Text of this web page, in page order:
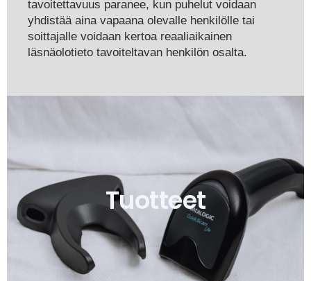
tavoitettavuus paranee, kun puhelut voidaan
yhdistää aina vapaana olevalle henkilölle tai
soittajalle voidaan kertoa reaaliaikainen
läsnäolotieto tavoiteltavan henkilön osalta.
Tuotteet